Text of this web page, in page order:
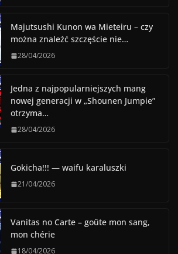
Majutsushi Kunon wa Mieteiru – czy
można znaleźć szczęście nie…
28/04/2026
Jedna z najpopularniejszych mang
nowej generacji w „Shounen Jumpie”
otrzyma…
28/04/2026
Gokicha!!! — waifu karaluszki
21/04/2026
Vanitas no Carte – goûte mon sang,
mon chérie
18/04/2026